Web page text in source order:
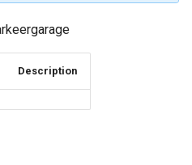
Description